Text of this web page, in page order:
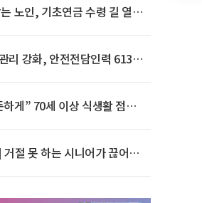
노인, 기초연금 수령 길 열린
리 강화, 안전전담인력 613명
게” 70세 이상 식생활 점수
절 못 하는 시니어가 끊어야